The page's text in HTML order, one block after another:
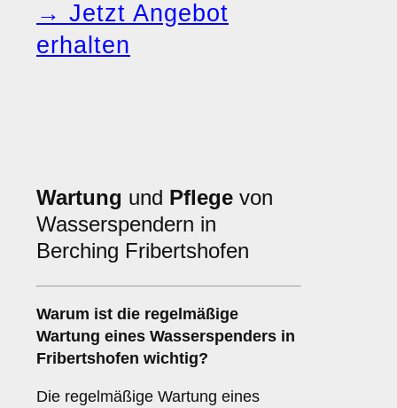
→ Jetzt Angebot
erhalten
Wartung und Pflege von
Wasserspendern in
Berching Fribertshofen
Warum ist die regelmäßige
Wartung eines Wasserspenders in
Fribertshofen wichtig?
Die regelmäßige Wartung eines